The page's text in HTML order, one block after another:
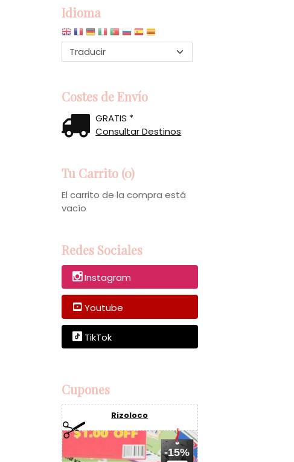
Idioma
Costes de Envío
GRATIS *
Consultar Destinos
Tu Carrito (0)
El carrito de la compra está
vacío
Redes Sociales
Instagram
Youtube
TikTok
Cupones
Rizoloco
-15%